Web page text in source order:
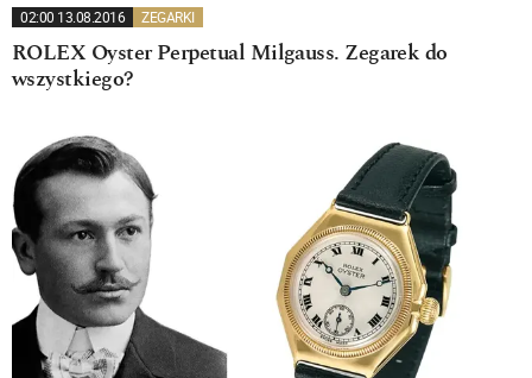
02:00 13.08.2016 ZEGARKI
ROLEX Oyster Perpetual Milgauss. Zegarek do
wszystkiego?